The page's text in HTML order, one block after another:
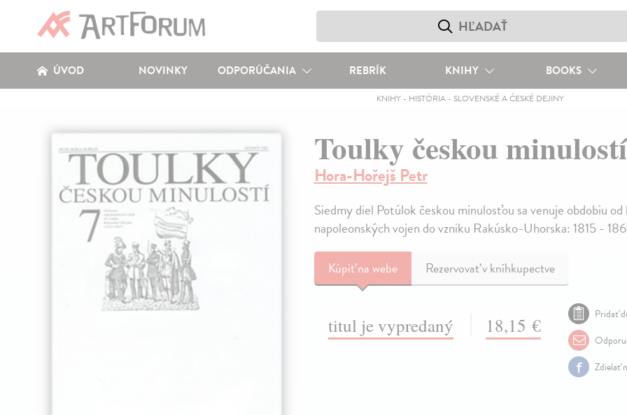
ÚVOD NOVINKY ODPORÚČANIA REBRÍK KNIHY BOOKS
KNIHY- HISTÓRIA- SLOVENSKÉ A ČESKÉ DEJINY
Toulky českou
Hora-Hořejš Petr
Siedmy diel Potúlok českou minulosťou sa venuje obdobiu od
napoleonských vojen do vzniku Rakúsko-Uhorska: 1815 -
Kúpiťna webe Rezervovať v kníhkupectve
titul je vypredaný 18,15 €
Pridať
Zdielať